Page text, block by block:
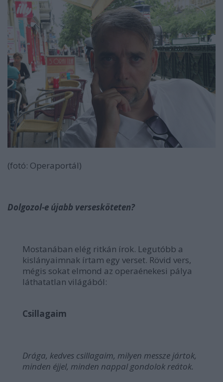
(fotó: Operaportál)
Dolgozol-e újabb versesköteten?
Mostanában elég ritkán írok. Legutóbb a
kislányaimnak írtam egy verset. Rövid vers,
mégis sokat elmond az operaénekesi pálya
láthatatlan világából:
Csillagaim
Drága, kedves csillagaim, milyen messze jártok,
minden éjjel, minden nappal gondolok reátok.